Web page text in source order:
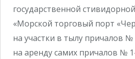
государственной
«Морской торговый порт
на участки в тылу причалов
на аренду самих причалов №